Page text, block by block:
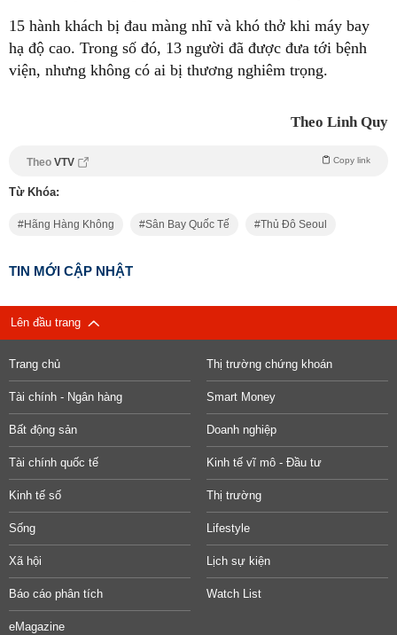
15 hành khách bị đau màng nhĩ và khó thở khi máy bay
hạ độ cao. Trong số đó, 13 người đã được đưa tới bệnh
viện, nhưng không có ai bị thương nghiêm trọng.
Theo Linh Quy
Theo VTV Copy link
Từ Khóa:
Hãng Hàng Không Sân Bay Quốc Tế Thủ Đô Seoul
TIN MỚI CẬP NHẬT
Lên đầu trang
Trang chủ Thị trường chứng khoán
Tài chính - Ngân hàng Smart Money
Bất động sản Doanh nghiệp
Tài chính quốc tế Kinh tế vĩ mô - Đầu tư
Kinh tế số Thị trường
Sống Lifestyle
Xã hội Lịch sự kiện
Báo cáo phân tích Watch List
eMagazine